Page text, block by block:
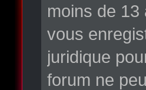
moins de 13
vous
juridique
forum ne